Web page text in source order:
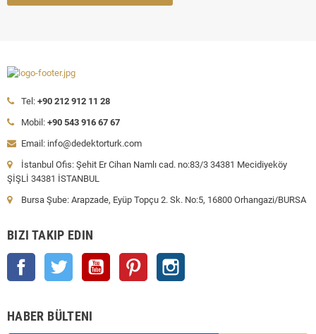
Tel: +90 212 912 11 28
Mobil: +90 543 916 67 67
Email: info@dedektorturk.com
İstanbul Ofis: Şehit Er Cihan Namlı cad. no:83/3 34381 Mecidiyeköy
ŞİŞLİ 34381 İSTANBUL
Bursa Şube: Arapzade, Eyüp Topçu 2. Sk. No:5, 16800 Orhangazi/BURSA
BIZI TAKIP EDIN
Facebook Twitter YouTube Pinterest
HABER BÜLTENI